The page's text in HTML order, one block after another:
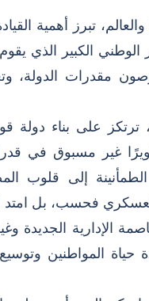
تبرز أهمية
الكبير الذي
الدولة،
على بناء دولة
غير مسبوق في
إلى قلوب
فحسب، بل امتد
الإدارية الجديدة
حياة المواطنين